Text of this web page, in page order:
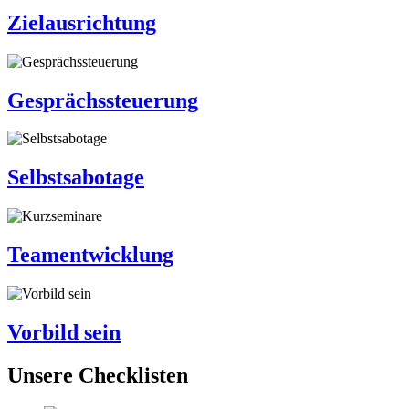
Zielausrichtung
Gesprächssteuerung
Selbstsabotage
Teamentwicklung
Vorbild sein
Unsere Checklisten